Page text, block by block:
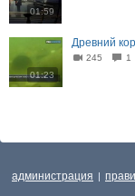
01:59
01:23
Древний
245 1
администрация |